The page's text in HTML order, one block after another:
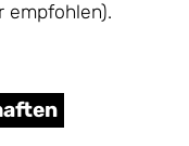
empfohlen).